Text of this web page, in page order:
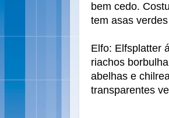
bem cedo.
tem asas
Elfo: Elfsplatter
riachos
abelhas e
transparentes